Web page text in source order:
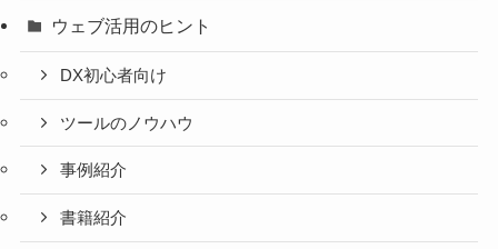
ウェブ活用のヒント
DX初心者向け
ツールのノウハウ
事例紹介
書籍紹介